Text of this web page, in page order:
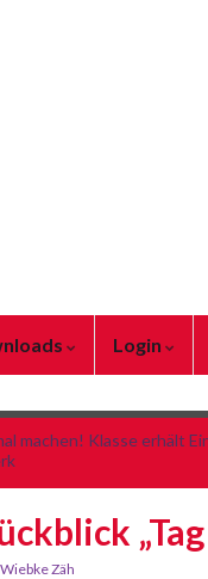
Login
machen! Klasse erhält
Wiebke Zäh